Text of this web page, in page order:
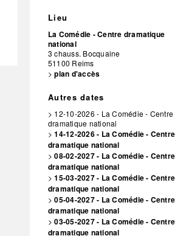
Lieu
La Comédie - Centre dramatique
national
3 chauss. Bocquaine
51100 Reims
>plan d'accès
Autres dates
> 12-10-2026 - La Comédie - Centre
dramatique national
>14-12-2026 - La Comédie - Centre
dramatique national
>08-02-2027 - La Comédie - Centre
dramatique national
>15-03-2027 - La Comédie - Centre
dramatique national
>05-04-2027 - La Comédie - Centre
dramatique national
>03-05-2027 - La Comédie - Centre
dramatique national